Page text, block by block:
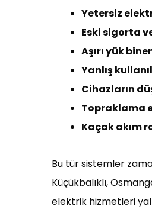
Yetersiz
Eski sigorta
Aşırı yük
Yanlış
Cihazların
Topraklama
Kaçak akım
Bu tür sistemler
Küçükbalıklı,
elektrik hizmetleri